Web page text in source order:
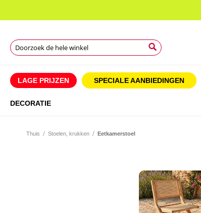
Search
LAGE PRIJZEN SPECIALE AANBIEDINGEN
DECORATIE
Thuis Stoelen, krukken Eetkamerstoel